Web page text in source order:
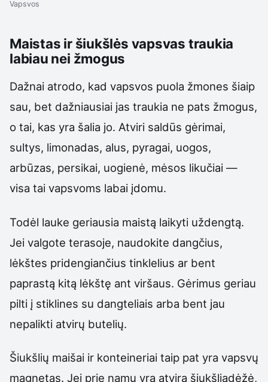
Vapsvos
Maistas ir šiukšlės vapsvas traukia
labiau nei žmogus
Dažnai atrodo, kad vapsvos puola žmones šiaip
sau, bet dažniausiai jas traukia ne pats žmogus,
o tai, kas yra šalia jo. Atviri saldūs gėrimai,
sultys, limonadas, alus, pyragai, uogos,
arbūzas, persikai, uogienė, mėsos likučiai —
visa tai vapsvoms labai įdomu.
Todėl lauke geriausia maistą laikyti uždengtą.
Jei valgote terasoje, naudokite dangčius,
lėkštes pridengiančius tinklelius ar bent
paprastą kitą lėkštę ant viršaus. Gėrimus geriau
pilti į stiklines su dangteliais arba bent jau
nepalikti atvirų butelių.
Šiukšlių maišai ir konteineriai taip pat yra vapsvų
magnetas. Jei prie namų yra atvira šiukšliadėžė,